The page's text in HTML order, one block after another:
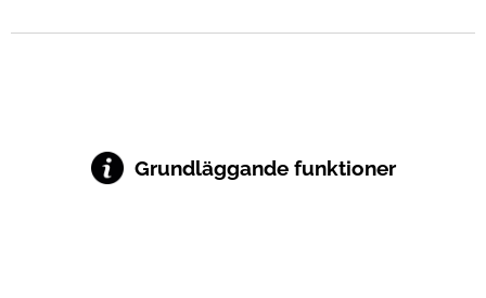
Grundläggande funktioner